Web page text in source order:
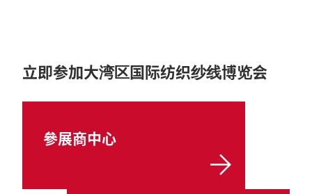
立即参加大湾区国际纺织纱线博览会
參展商中心